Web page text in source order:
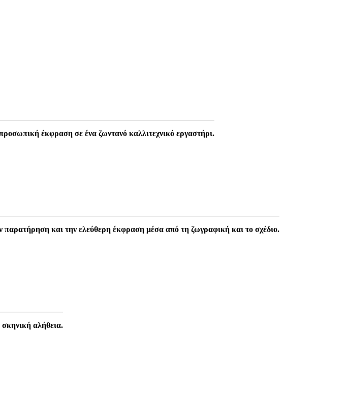
έκφραση σε ένα ζωντανό καλλιτεχνικό εργαστήρι.
παρατήρηση και την ελεύθερη έκφραση μέσα από τη ζωγραφική και το σχέδιο.
αλήθεια.